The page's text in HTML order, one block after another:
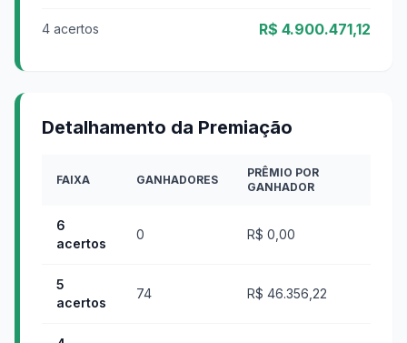
4 acertos R$ 4.900.471,12
Detalhamento da Premiação
FAIXA GANHADORES
PRÊMIO POR
GANHADOR
6
acertos
0 R$ 0,00
5
acertos
74 R$ 46.356,22